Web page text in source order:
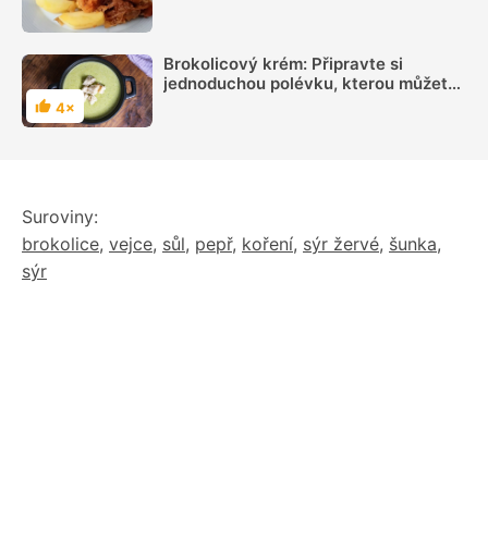
Hodnocení
4×
Brokolicový krém: Připravte si
jednoduchou polévku, kterou můžete
Suroviny:
brokolice, vejce, sůl, pepř, koření, sýr žervé, šunka,
sýr